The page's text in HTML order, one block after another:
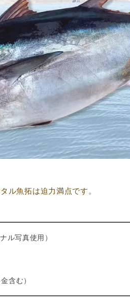
ル魚拓は迫力満点です。
写真使用）
含む）